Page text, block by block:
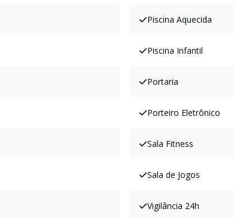
Piscina Aquecida
Piscina Infantil
Portaria
Porteiro Eletrônico
Sala Fitness
Sala de Jogos
Vigilância 24h